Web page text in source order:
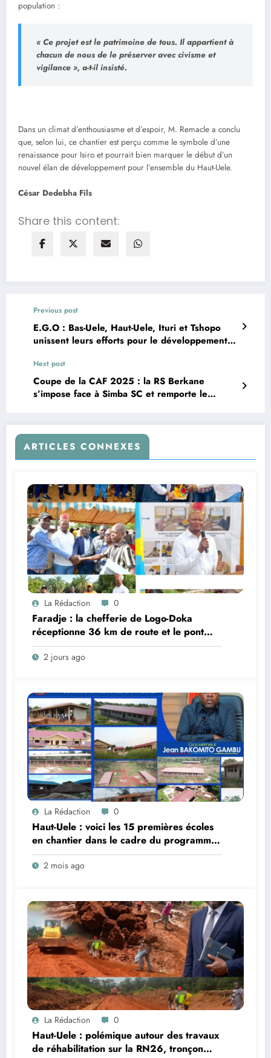
population :
« Ce projet est le patrimoine de tous. Il appartient à
chacun de nous de le préserver avec civisme et
vigilance », a-t-il insisté.
Dans un climat d’enthousiasme et d’espoir, M. Remacle a conclu
que, selon lui, ce chantier est perçu comme le symbole d’une
renaissance pour Isiro et pourrait bien marquer le début d’un
nouvel élan de développement pour l’ensemble du Haut-Uele.
César Dedebha Fils
Share this content:
Previous post
E.G.O : Bas-Uele, Haut-Uele, Ituri et Tshopo
unissent leurs efforts pour le développement
Next post
Coupe de la CAF 2025 : la RS Berkane
s’impose face à Simba SC et remporte le
ARTICLES CONNEXES
La Rédaction 0
Faradje : la chefferie de Logo-Doka
réceptionne 36 km de route et le pont
Do, réalisés dans le cadre du cahier des
charges avec Kibali Gold Mine
2 jours ago
La Rédaction 0
Haut-Uele : voici les 15 premières écoles
en chantier dans le cadre du programme
provincial de modernisation scolaire
2 mois ago
La Rédaction 0
Haut-Uele : polémique autour des travaux
de réhabilitation sur la RN26, tronçon